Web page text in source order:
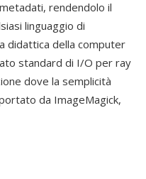
rendendolo il
linguaggio di
didattica della computer
standard di I/O per ray
dove la semplicità
da ImageMagick,